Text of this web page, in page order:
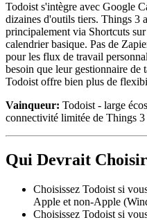
Todoist s'intègre avec Google
dizaines d'outils tiers. Things 3
principalement via Shortcuts
calendrier basique. Pas de
pour les flux de travail
besoin que leur gestionnaire de
Todoist offre bien plus de
Vainqueur: Todoist - large
connectivité limitée de Things 3
Qui Devrait
Choisissez Todoist si
Apple et non-Apple
Choisissez Todoist si